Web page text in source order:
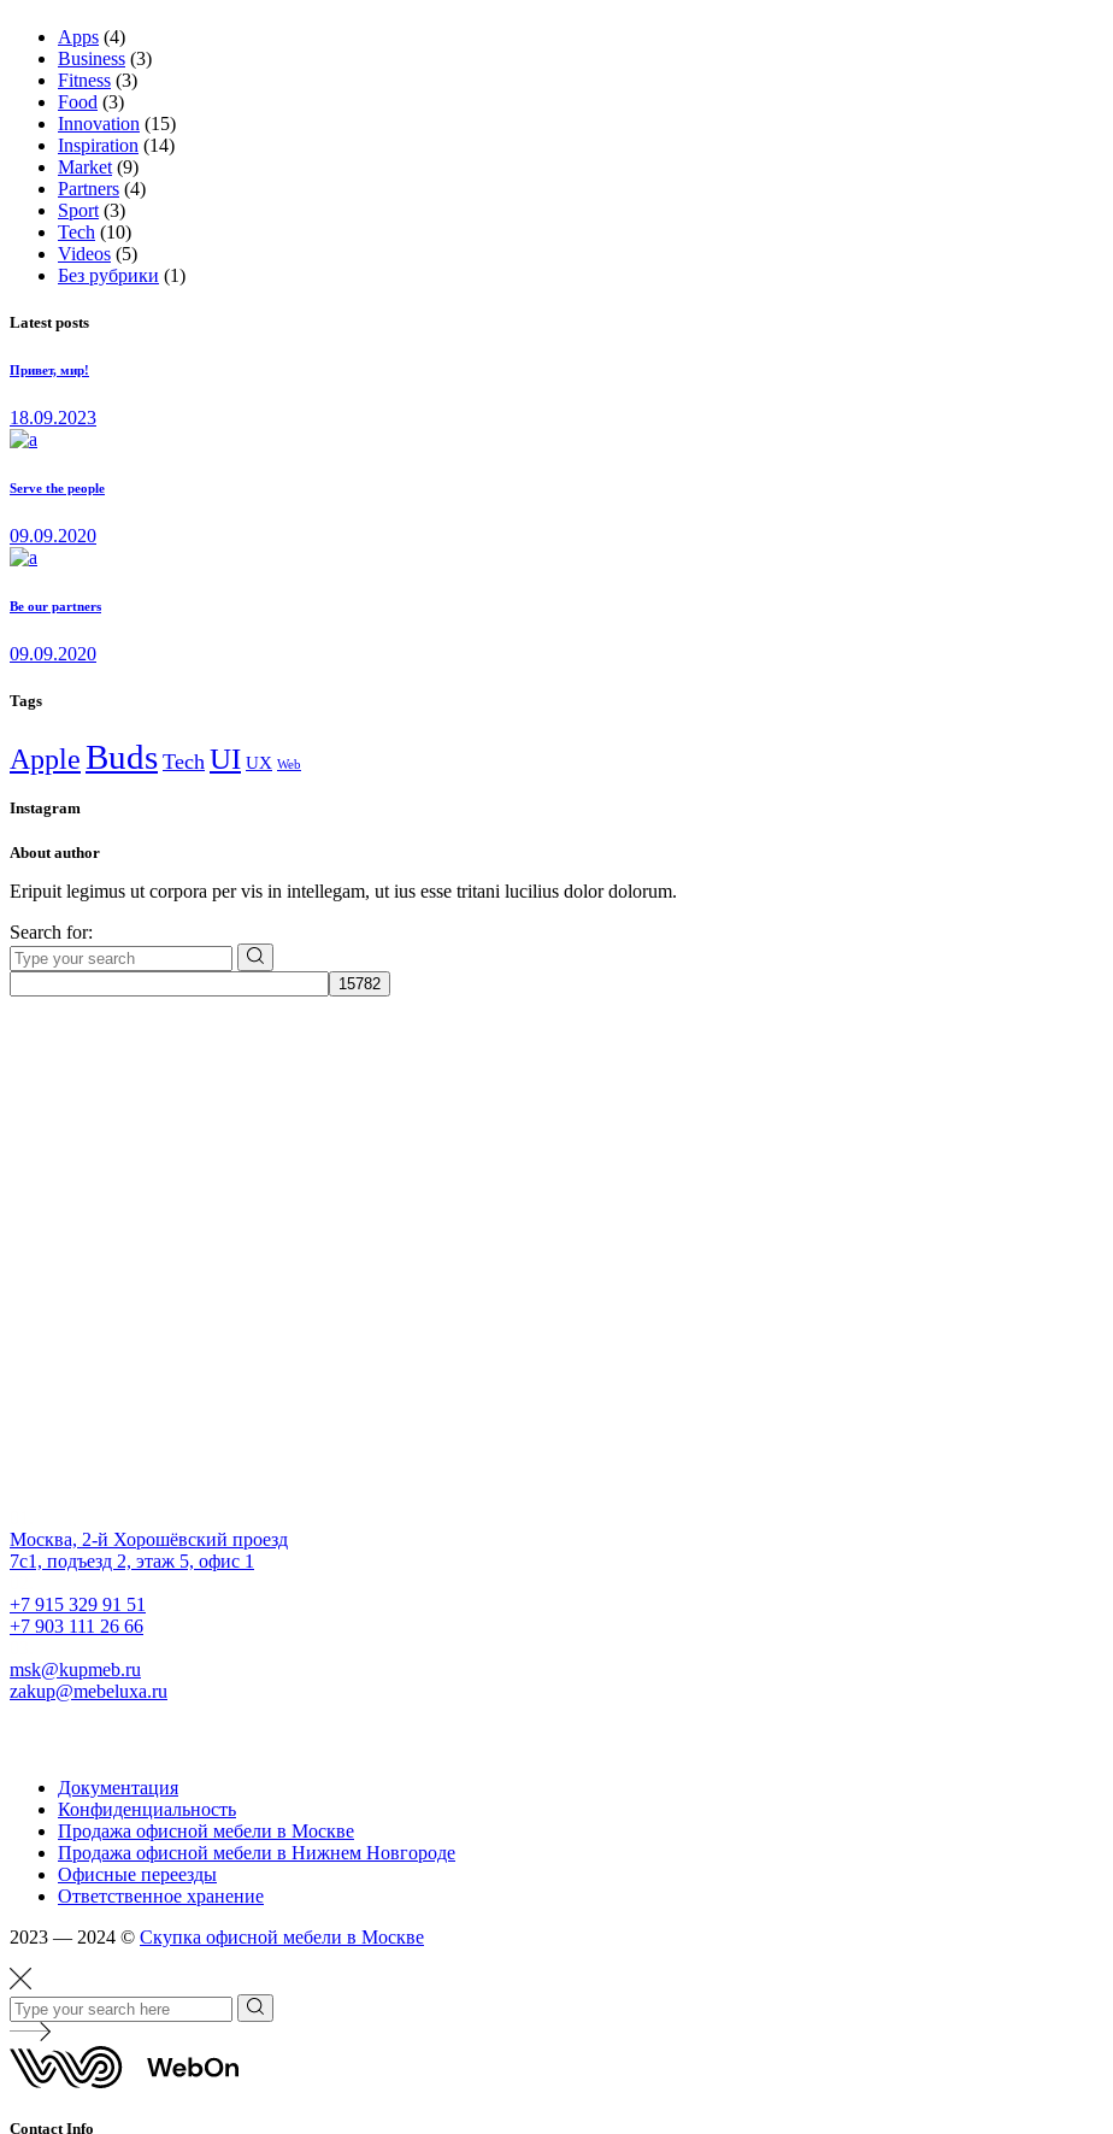
Apps (4)
Business (3)
Fitness (3)
Food (3)
Innovation (15)
Inspiration (14)
Market (9)
Partners (4)
Sport (3)
Tech (10)
Videos (5)
Без рубрики (1)
Latest posts
Привет, мир!
18.09.2023
Serve the people
09.09.2020
Be our partners
09.09.2020
Tags
AppleBuds Tech UI UX Web
Instagram
About author
Eripuit legimus ut corpora per vis in intellegam, ut ius esse tritani lucilius dolor dolorum.
Search for:
Москва, 2-й Хорошёвский проезд
7с1, подъезд 2, этаж 5, офис 1
+7 915 329 91 51
+7 903 111 26 66
msk@kupmeb.ru
zakup@mebeluxa.ru
Документация
Конфиденциальность
Продажа офисной мебели в Москве
Продажа офисной мебели в Нижнем Новгороде
Офисные переезды
Ответственное хранение
2023 — 2024 © Скупка офисной мебели в Москве
Contact Info